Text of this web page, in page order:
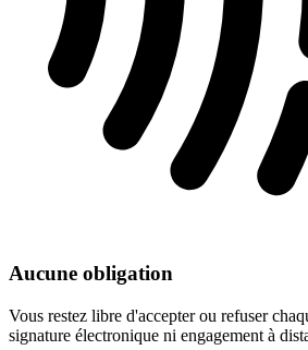
Aucune obligation
Vous restez libre d'accepter ou refuser
signature électronique ni engagement à